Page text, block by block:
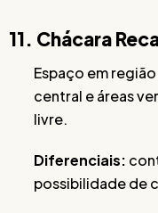
11. Chácara
Espaço em
central e áreas
livre.
Diferenciais:
possibilidade de